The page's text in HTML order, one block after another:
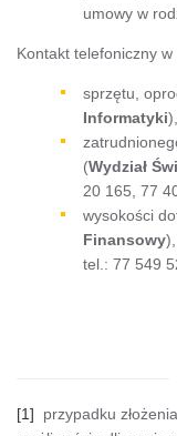
umowy w
Kontakt telefoniczny
sprzętu,
Informatyki
(Wydział
20 165, 77
wysokości
Finansowy),
tel.: 77 549
[1] przypadku